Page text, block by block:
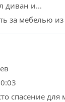
диван и...
за мебелью из
спасение